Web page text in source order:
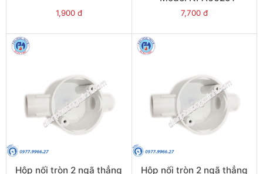
1,900 đ 7,700 đ
Hộp nối tròn 2 ngã thẳng
Hộp nối tròn 2 ngã thẳng